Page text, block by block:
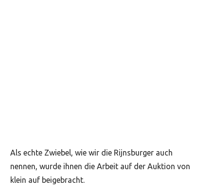
Als echte Zwiebel, wie wir die Rijnsburger auch
nennen, wurde ihnen die Arbeit auf der Auktion von
klein auf beigebracht.